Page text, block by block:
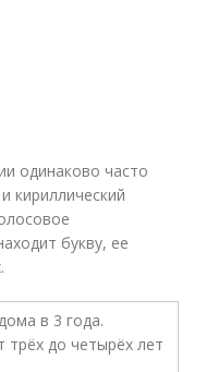
одинаково часто
кириллический
букву, ее